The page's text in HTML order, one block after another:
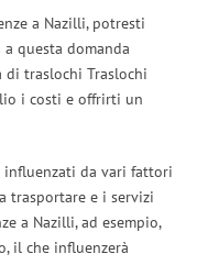
a Nazilli, potresti
questa domanda
di traslochi Traslochi
i costi e offrirti un
influenzati da vari fattori
trasportare e i servizi
a Nazilli, ad esempio,
il che influenzerà